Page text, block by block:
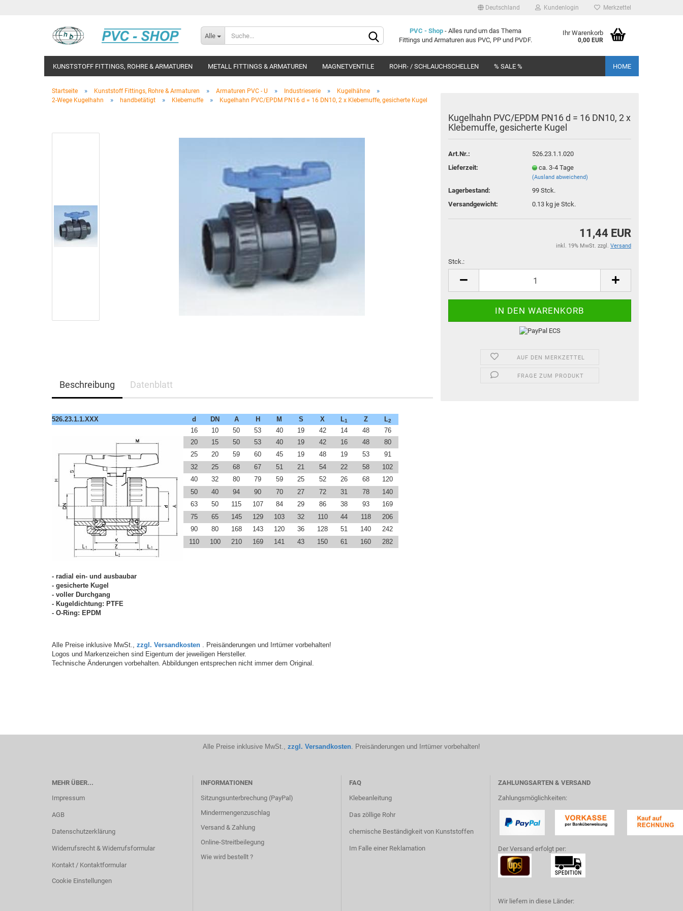
Deutschland
Lieferland
Kundenlogin Merkzettel
Alle
PVC - Shop- Alles rund um das Thema
Fittings und Armaturen aus PVC, PP und PVDF.
Ihr Warenkorb
0,00 EUR
KUNSTSTOFF FITTINGS, ROHRE & ARMATUREN METALL FITTINGS & ARMATUREN MAGNETVENTILE ROHR- / SCHLAUCHSCHELLEN % SALE % HOME
Startseite » Kunststoff Fittings, Rohre & Armaturen » Armaturen PVC - U » Industrieserie » Kugelhähne »
2-Wege Kugelhahn » handbetätigt » Klebemuffe » Kugelhahn PVC/EPDM PN16 d = 16 DN10, 2 x Klebemuffe, gesicherte Kugel
Ku­gel­hahn PVC/EPDM PN16 d = 16 DN10, 2 x
Kle­be­muf­fe, ge­si­cher­te Kugel
Art.Nr.:
526.23.1.1.020
Lieferzeit:
ca. 3-4 Tage
(Ausland abweichend)
Lagerbestand: 99 Stck.
Versandgewicht:
0.13 kg je Stck.
11,44 EUR
inkl. 19% MwSt. zzgl. Versand
Stck.:
Stck.
AUF DEN MERKZETTEL
FRAGE ZUM PRODUKT
Beschreibung Datenblatt
526.23.1.1.XXX d DN A H M S X L1 Z L2
16 10 50 53 40 19 42 14 48
76
20
15 50 53 40 19 42 16 48
80
25
20 59 60 45 19 48 19 53
91
32
25 68 67 51 21 54 22 58
102
40
32 80 79 59 25 52 26 68
120
50
40 94 90 70 27 72 31 78
140
63
50 115 107 84 29 86 38 93
169
75
65 145 129 103 32 110 44 118
206
90
80 168 143 120 36 128 51 140
242
110
100 210 169 141 43 150 61 160 282
- radial ein- und ausbaubar
- gesicherte Kugel
- voller Durchgang
- Kugeldichtung: PTFE
- O-Ring: EPDM
Alle Preise inklusive MwSt., zzgl. Versandkosten . Preisänderungen und Irrtümer vorbehalten!
Logos und Markenzeichen sind Eigentum der jeweiligen Hersteller.
Technische Änderungen vorbehalten. Abbildungen entsprechen nicht immer dem Original.
Alle Preise inklusive MwSt., zzgl. Versandkosten. Preisänderungen und Irrtümer vorbehalten!
MEHR ÜBER...
Impressum
AGB
Datenschutzerklärung
Widerrufsrecht & Widerrufsformular
Kontakt / Kontaktformular
Cookie Einstellungen
INFORMATIONEN
Sitzungsunterbrechung (PayPal)
Mindermengenzuschlag
Versand & Zahlung
Online-Streitbeilegung
Wie wird bestellt ?
FAQ
Klebeanleitung
Das zöllige Rohr
chemische Beständigkeit von Kunststoffen
Im Falle einer Reklamation
ZAHLUNGSARTEN & VERSAND
Zahlungsmöglichkeiten:
Der Versand erfolgt per:
Wir liefern in diese Länder: